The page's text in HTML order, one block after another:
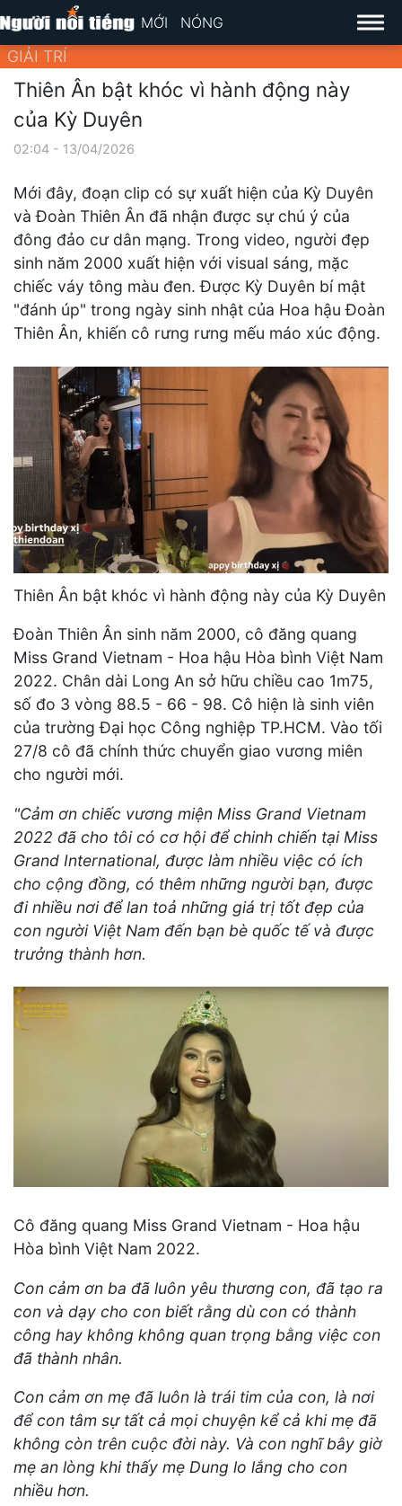
MỚI NÓNG
GIẢI TRÍ
Thiên Ân bật khóc vì hành động này
của Kỳ Duyên
02:04 - 13/04/2026
Mới đây, đoạn clip có sự xuất hiện của Kỳ Duyên
và Đoàn Thiên Ân đã nhận được sự chú ý của
đông đảo cư dân mạng. Trong video, người đẹp
sinh năm 2000 xuất hiện với visual sáng, mặc
chiếc váy tông màu đen. Được Kỳ Duyên bí mật
"đánh úp" trong ngày sinh nhật của Hoa hậu Đoàn
Thiên Ân, khiến cô rưng rưng mếu máo xúc động.
Thiên Ân bật khóc vì hành động này của Kỳ Duyên
Đoàn Thiên Ân sinh năm 2000, cô đăng quang
Miss Grand Vietnam - Hoa hậu Hòa bình Việt Nam
2022. Chân dài Long An sở hữu chiều cao 1m75,
số đo 3 vòng 88.5 - 66 - 98. Cô hiện là sinh viên
của trường Đại học Công nghiệp TP.HCM. Vào tối
27/8 cô đã chính thức chuyển giao vương miên
cho người mới.
"Cảm ơn chiếc vương miện Miss Grand Vietnam
2022 đã cho tôi có cơ hội để chinh chiến tại Miss
Grand International, được làm nhiều việc có ích
cho cộng đồng, có thêm những người bạn, được
đi nhiều nơi để lan toả những giá trị tốt đẹp của
con người Việt Nam đến bạn bè quốc tế và được
trưởng thành hơn.
Cô đăng quang Miss Grand Vietnam - Hoa hậu
Hòa bình Việt Nam 2022.
Con cảm ơn ba đã luôn yêu thương con, đã tạo ra
con và dạy cho con biết rằng dù con có thành
công hay không không quan trọng bằng việc con
đã thành nhân.
Con cảm ơn mẹ đã luôn là trái tim của con, là nơi
để con tâm sự tất cả mọi chuyện kể cả khi mẹ đã
không còn trên cuộc đời này. Và con nghĩ bây giờ
mẹ an lòng khi thấy mẹ Dung lo lắng cho con
nhiều hơn.